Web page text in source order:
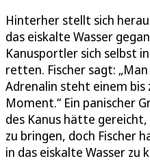
Hinterher stellt sich
das eiskalte Wasser
Kanusportler sich selbst
retten. Fischer sagt:
Adrenalin steht einem bis
Moment.“ Ein panischer
des Kanus hätte
zu bringen, doch Fischer
in das eiskalte Wasser zu